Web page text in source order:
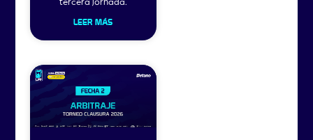
tercera jornada.
LEER MÁS